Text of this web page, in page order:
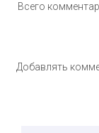
Всего
Добавлять